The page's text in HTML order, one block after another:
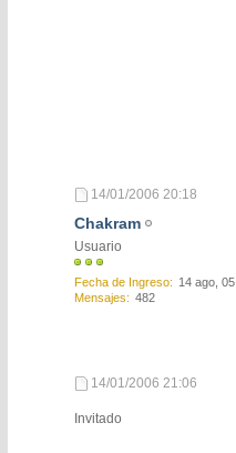
14/01/2006 20:18
Chakram
Usuario
Fecha de Ingreso
14 ago, 05
Mensajes
482
14/01/2006 21:06
Invitado